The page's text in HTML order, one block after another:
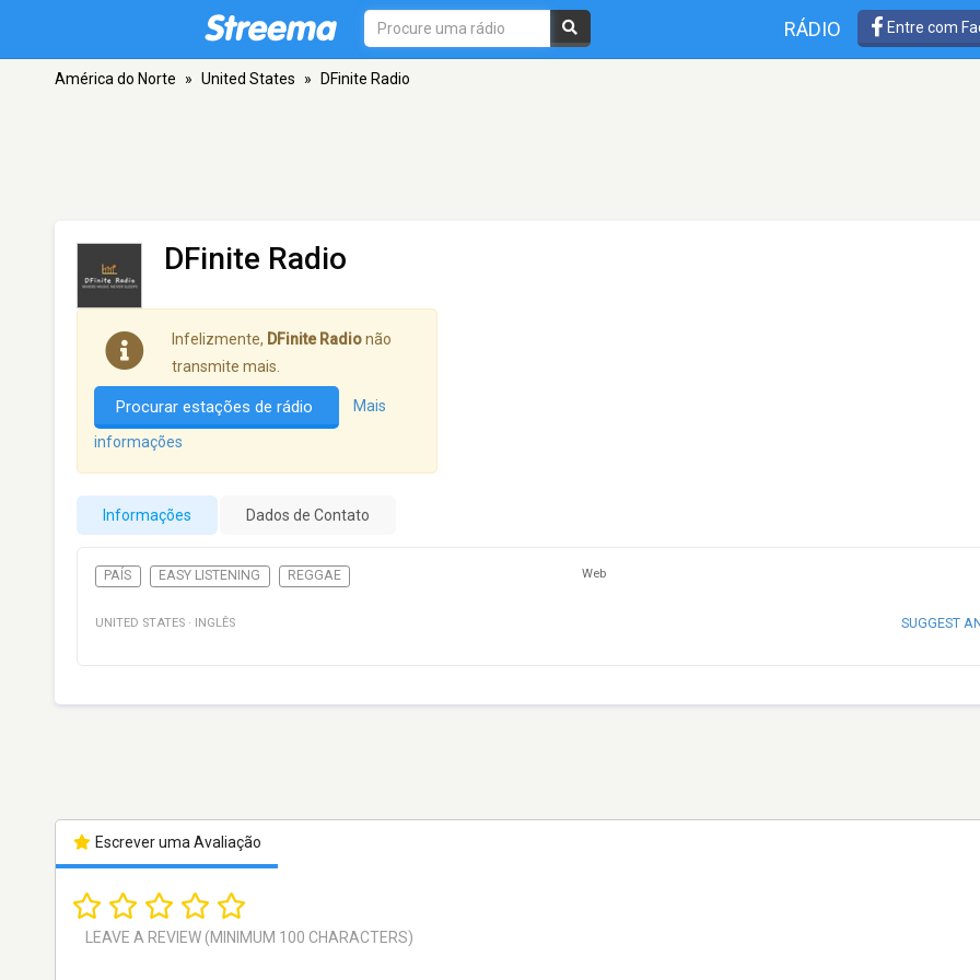
RÁDIO Entre com
América do Norte » United States » DFinite Radio
DFinite Radio
Infelizmente, DFinite Radionão
transmite mais.
Procurar estações de rádio Mais
informações
Informações Dados de Contato
PAÍS EASY LISTENING REGGAE Web
UNITED STATES · INGLÊS SUGGEST
Escrever uma Avaliação